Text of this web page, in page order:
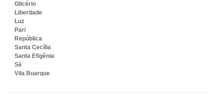
Glicério
Liberdade
Luz
Pari
República
Santa Cecília
Santa Efigênia
Sé
Vila Buarque